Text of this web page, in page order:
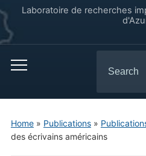
Laboratoire de recherches
for:
Home» Publications»
des écrivains américains